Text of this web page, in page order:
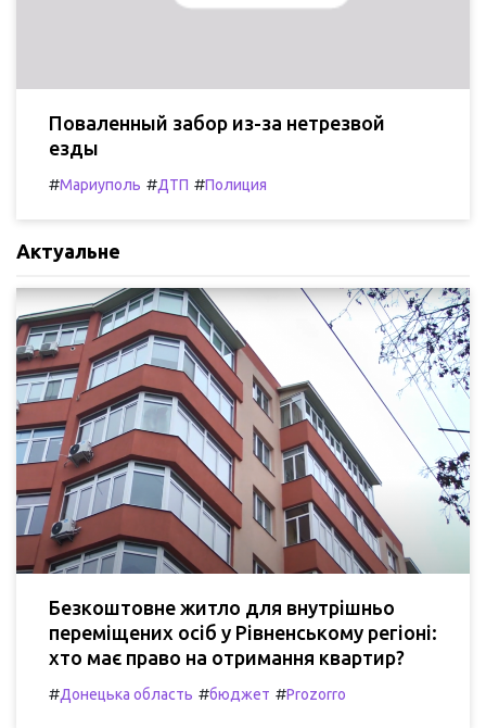
Поваленный забор из-за нетрезвой
езды
#Мариуполь #ДТП #Полиция
Актуальне
Безкоштовне житло для внутрішньо
переміщених осіб у Рівненському регіоні:
хто має право на отримання квартир?
#Донецька область #бюджет #Prozorro